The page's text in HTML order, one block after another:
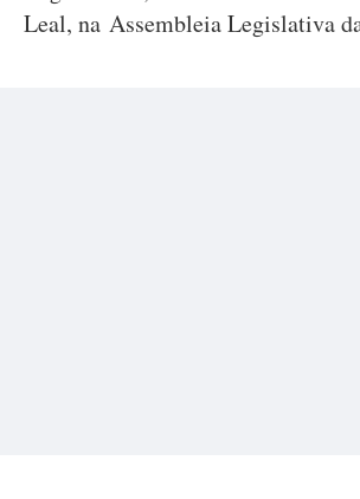
Leal, na Assembleia Legislativa